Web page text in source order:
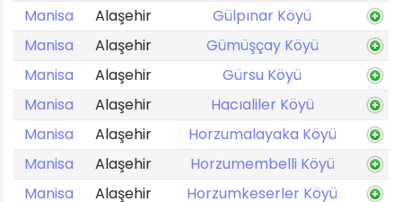
Manisa
Alaşehir
Gülpınar Köyü
Manisa
Alaşehir
Gümüşçay Köyü
Manisa
Alaşehir
Gürsu Köyü
Manisa
Alaşehir
Hacıaliler Köyü
Manisa
Alaşehir
Horzumalayaka Köyü
Manisa
Alaşehir
Horzumembelli Köyü
Manisa
Alaşehir
Horzumkeserler Köyü